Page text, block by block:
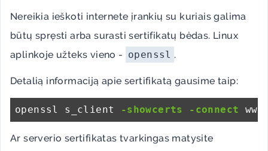
Nereikia ieškoti internete įrankių su kuriais galima
būtų spręsti arba surasti sertifikatų bėdas. Linux
aplinkoje užteks vieno - openssl .
Detalią informaciją apie sertifikatą gausime taip:
openssl s_client -showcerts -connect
Ar serverio sertifikatas tvarkingas matysite